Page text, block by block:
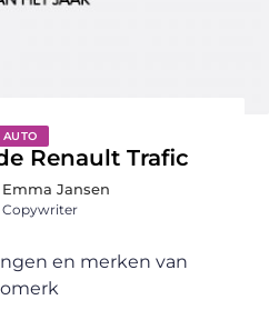
AUTO
Renault Trafic
Emma Jansen
Copywriter
en merken van